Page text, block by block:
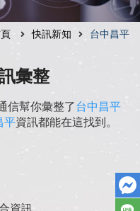
快訊新知 台中昌平
彙整
信幫你彙整了台中昌平
平資訊都能在這找到。